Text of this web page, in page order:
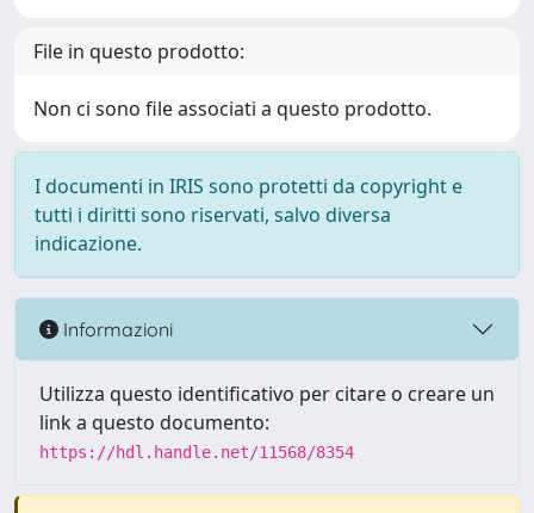
File in questo prodotto:
Non ci sono file associati a questo prodotto.
I documenti in IRIS sono protetti da copyright e
tutti i diritti sono riservati, salvo diversa
indicazione.
Informazioni
Utilizza questo identificativo per citare o creare un
link a questo documento:
https://hdl.handle.net/11568/8354